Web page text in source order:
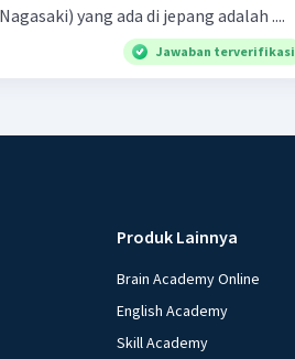
yang ada di jepang adalah ....
Jawaban terverifikasi
Produk Lainnya
Brain Academy Online
English Academy
Skill Academy